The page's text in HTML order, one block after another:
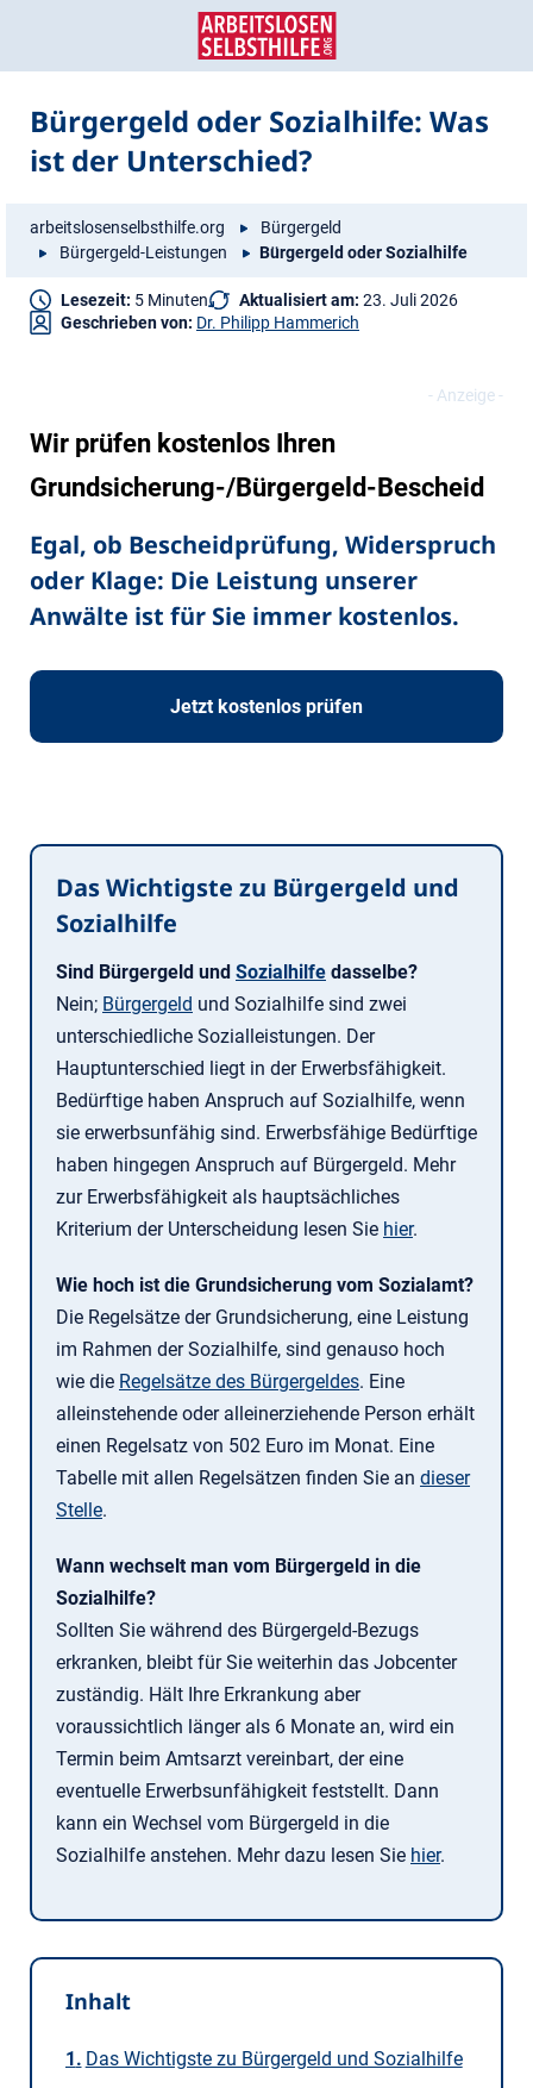
Bürgergeld oder Sozialhilfe: Was
ist der Unterschied?
arbeitslosenselbsthilfe.org
Bürgergeld
Bürgergeld-Leistungen
Bürgergeld oder Sozialhilfe
Lesezeit: 5 Minuten Aktualisiert am: 23. Juli 2026
Geschrieben von: Dr. Philipp Hammerich
Wir prüfen kostenlos Ihren
Grundsicherung-/Bürgergeld-Bescheid
Egal, ob Bescheidprüfung, Widerspruch
oder Klage: Die Leistung unserer
Anwälte ist für Sie immer kostenlos.
Jetzt kostenlos prüfen
Das Wichtigste zu Bürgergeld und
Sozialhilfe
Sind Bürgergeld und Sozialhilfe dasselbe?
Nein; Bürgergeld und Sozialhilfe sind zwei
unterschiedliche Sozialleistungen. Der
Hauptunterschied liegt in der Erwerbsfähigkeit.
Bedürftige haben Anspruch auf Sozialhilfe, wenn
sie erwerbsunfähig sind. Erwerbsfähige Bedürftige
haben hingegen Anspruch auf Bürgergeld. Mehr
zur Erwerbsfähigkeit als hauptsächliches
Kriterium der Unterscheidung lesen Sie hier.
Wie hoch ist die Grundsicherung vom Sozialamt?
Die Regelsätze der Grundsicherung, eine Leistung
im Rahmen der Sozialhilfe, sind genauso hoch
wie die Regelsätze des Bürgergeldes. Eine
alleinstehende oder alleinerziehende Person erhält
einen Regelsatz von 502 Euro im Monat. Eine
Tabelle mit allen Regelsätzen finden Sie an dieser
Stelle.
Wann wechselt man vom Bürgergeld in die
Sozialhilfe?
Sollten Sie während des Bürgergeld-Bezugs
erkranken, bleibt für Sie weiterhin das Jobcenter
zuständig. Hält Ihre Erkrankung aber
voraussichtlich länger als 6 Monate an, wird ein
Termin beim Amtsarzt vereinbart, der eine
eventuelle Erwerbsunfähigkeit feststellt. Dann
kann ein Wechsel vom Bürgergeld in die
Sozialhilfe anstehen. Mehr dazu lesen Sie hier.
Inhalt
Das Wichtigste zu Bürgergeld und Sozialhilfe